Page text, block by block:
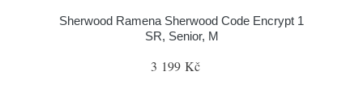
Sherwood Ramena Sherwood Code Encrypt 1
SR, Senior, M
3 199 Kč